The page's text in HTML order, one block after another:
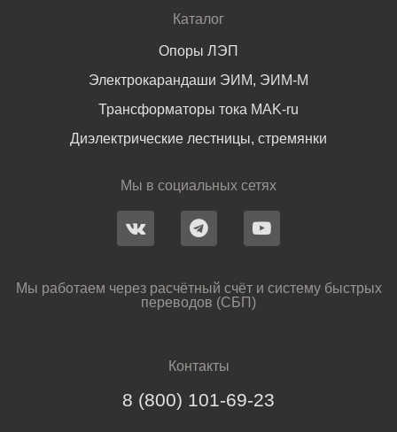
Каталог
Опоры ЛЭП
Электрокарандаши ЭИМ, ЭИМ-М
Трансформаторы тока MAK-ru
Диэлектрические лестницы, стремянки
Мы в социальных сетях
Мы работаем через расчётный счёт и систему быстрых
переводов (СБП)
Контакты
8 (800) 101-69-23